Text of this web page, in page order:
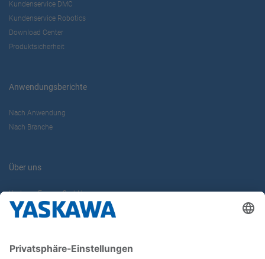
Kundenservice DMC
Kundenservice Robotics
Download Center
Produktsicherheit
Anwendungsberichte
Nach Anwendung
Nach Branche
Über uns
Yaskawa Europe GmbH
Karriere
Newsletter